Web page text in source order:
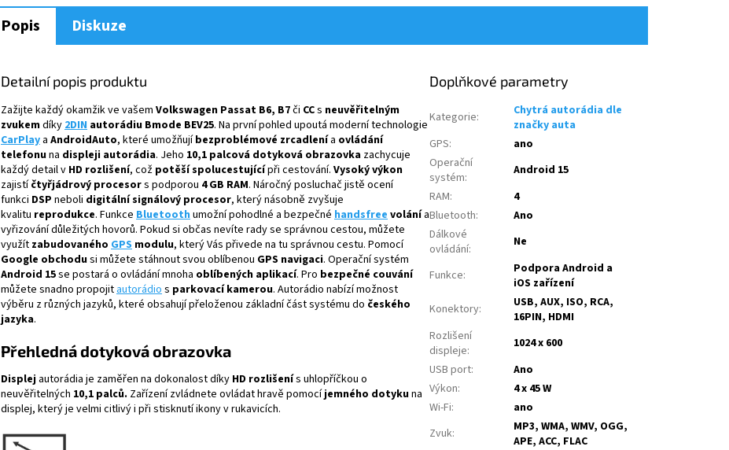
Popis Diskuze
Detailní popis produktu
Zažijte každý okamžik ve vašem Volkswagen Passat B6, B7či CCs neuvěřitelným
zvukemdíky 2DIN autorádiu Bmode BEV25. Na první pohled upoutá moderní technologie
CarPlay a AndroidAuto, které umožňujíbezproblémové zrcadlenía ovládání
telefonuna displeji autorádia. Jeho 10,1 palcová dotyková obrazovka zachycuje
každý detail v HD rozlišení, což potěší spolucestujícípři cestování. Vysoký výkon
zajistíčtyřjádrový procesors podporou 4 GB RAM. Náročný posluchač jistě ocení
funkci DSP neboli digitální signálový procesor, který násobně zvyšuje
kvalitu reprodukce. Funkce Bluetooth umožní pohodlné a bezpečné handsfree volánía
vyřizování důležitých hovorů. Pokud si občas nevíte rady se správnou cestou, můžete
využít zabudovaného GPS modulu, který Vás přivede na tu správnou cestu. Pomocí
Google obchodusi můžete stáhnout svou oblíbenou GPS navigaci. Operační systém
Android 15se postará o ovládání mnoha oblíbených aplikací. Pro bezpečné couvání
můžete snadno propojit autorádio s parkovací kamerou. Autorádio nabízí možnost
výběru z různých jazyků, které obsahují přeloženou základní část systému do českého
jazyka.
Přehledná dotyková obrazovka
Displej autorádia je zaměřen na dokonalost díky HD rozlišenís uhlopříčkou o
neuvěřitelných 10,1 palců. Zařízení zvládnete ovládat hravě pomocíjemného dotykuna
displej, který je velmi citlivý i při stisknutí ikony v rukavicích.
Doplňkové parametry
Kategorie:
Chytrá autorádia dle
značky auta
GPS:
ano
Operační
systém:
Android 15
RAM:
4
Bluetooth:
Ano
Dálkové
ovládání: Ne
Funkce:
Podpora Android a
iOS zařízení
Konektory:
USB, AUX, ISO, RCA,
16PIN, HDMI
Rozlišení
displeje:
1024 x 600
USB port:
Ano
Výkon:
4 x 45 W
Wi-Fi:
ano
Zvuk:
MP3, WMA, WMV, OGG,
APE, ACC, FLAC